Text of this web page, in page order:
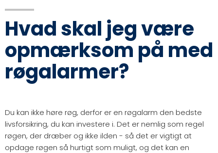
Hvad skal jeg være
opmærksom på med
røgalarmer?
Du kan ikke høre røg, derfor er en røgalarm den bedste
livsforsikring, du kan investere i. Det er nemlig som regel
røgen, der dræber og ikke ilden - så det er vigtigt at
opdage røgen så hurtigt som muligt, og det kan en